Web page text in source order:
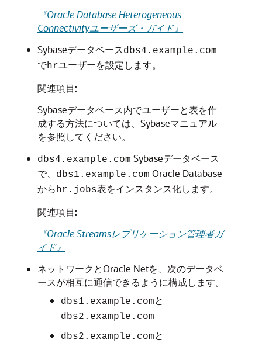
『Oracle Database Heterogeneous
Connectivityユーザーズ・ガイド』
Sybaseデータベースdbs4.example.com
でhrユーザーを設定します。
関連項目:
Sybaseデータベース内でユーザーと表を作
成する方法については、Sybaseマニュアル
を参照してください。
dbs4.example.com Sybaseデータベース
で、
dbs1.example.com Oracle Database
からhr.jobs表をインスタンス化します。
関連項目:
『Oracle Streamsレプリケーション管理者ガ
イド』
ネットワークとOracle Netを、次のデータベ
ースが相互に通信できるように構成します。
dbs1.example.comと
dbs2.example.com
dbs2.example.comと